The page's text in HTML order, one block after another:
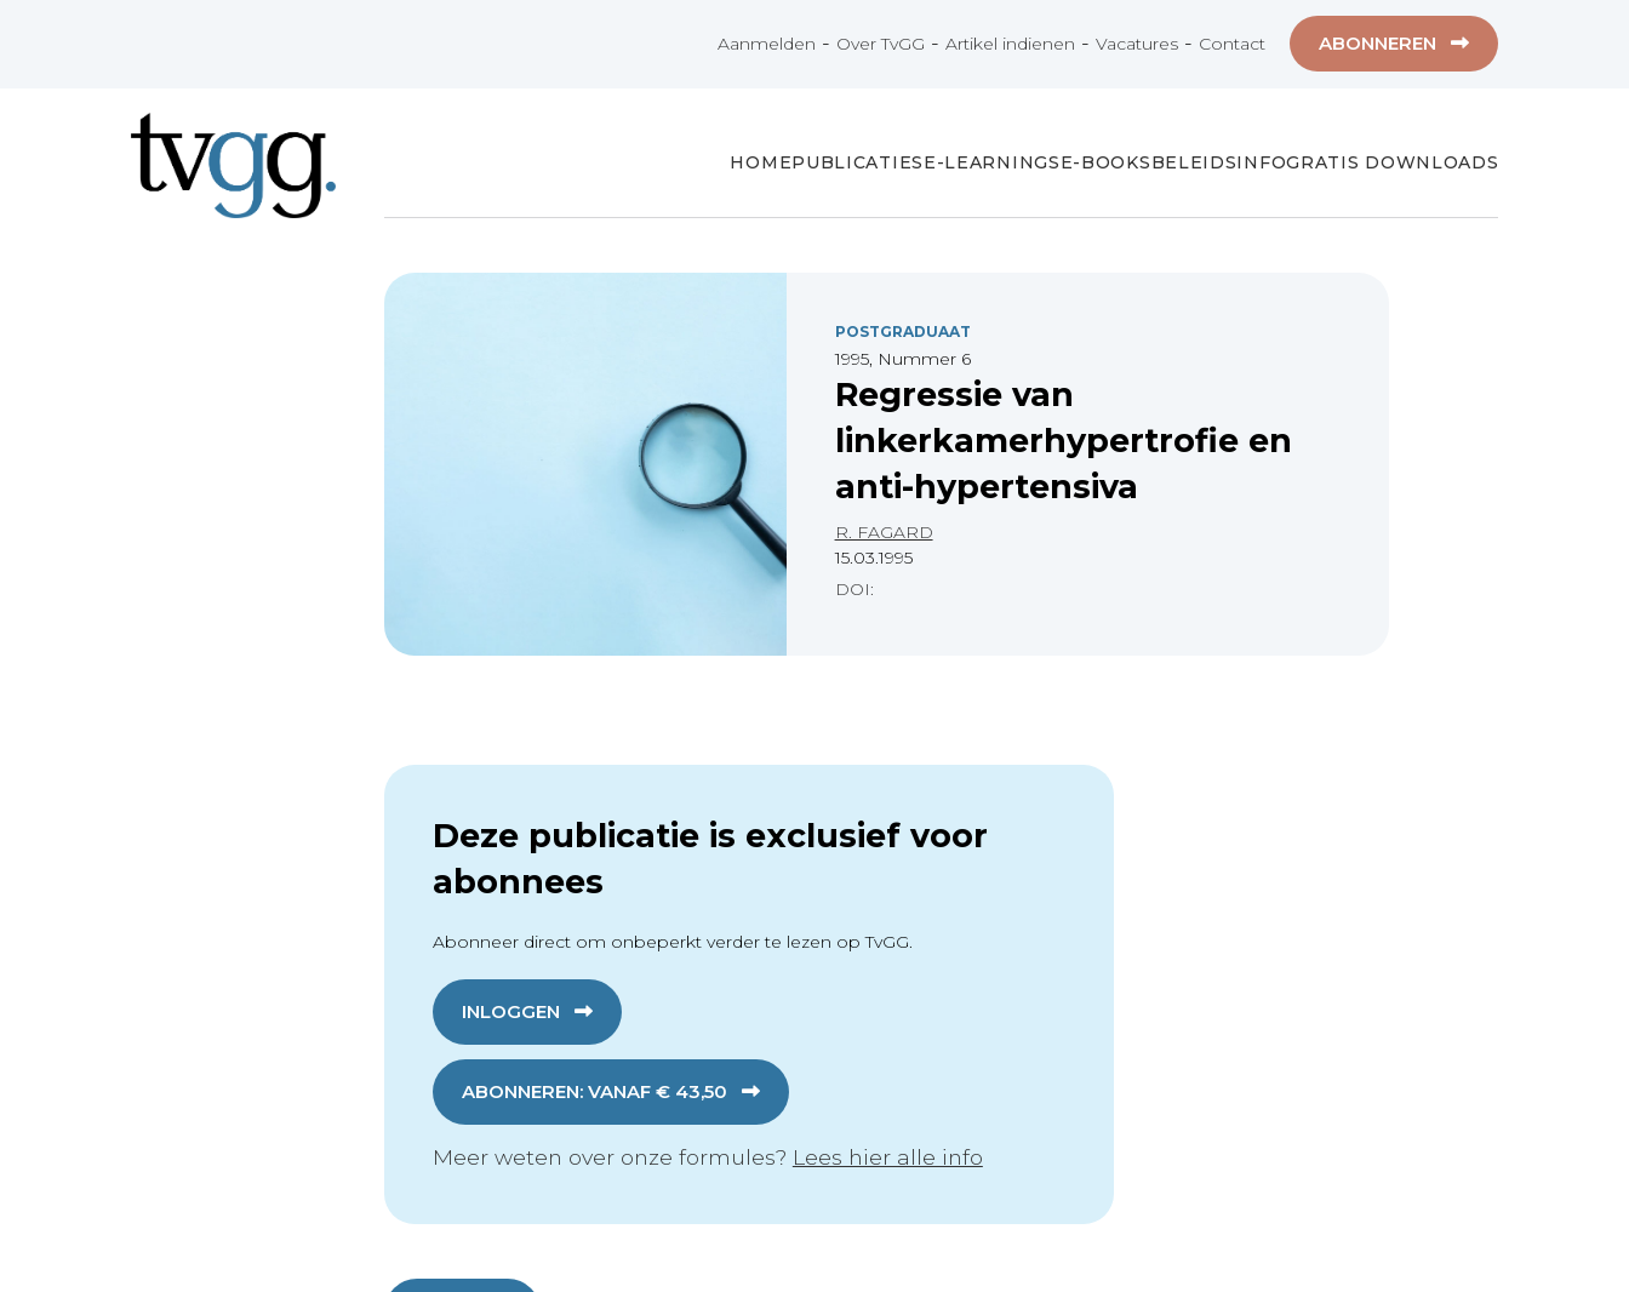
Aanmelden - Over TvGG -Artikel indienen -Vacatures - Contact ABONNEREN
HOMEPUBLICATIESE-LEARNINGSE-BOOKSBELEIDSINFOGRATIS DOWNLOADS
POSTGRADUAAT
1995, Nummer 6
Regressie van
linkerkamerhypertrofie en
anti-hypertensiva
R. FAGARD
15.03.1995
DOI:
Deze publicatie is exclusief voor
abonnees
Abonneer direct om onbeperkt verder te lezen op TvGG.
INLOGGEN
ABONNEREN: VANAF € 43,50
Meer weten over onze formules? Lees hier alle info